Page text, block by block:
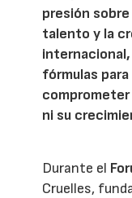
presión
talento y la
fórmulas
comprometer
ni su
Durante el
Cruelles,